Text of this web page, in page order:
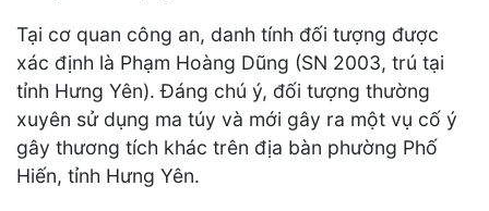
Tại cơ quan công an, danh tính đối tượng được
xác định là Phạm Hoàng Dũng (SN 2003, trú tại
tỉnh Hưng Yên). Đáng chú ý, đối tượng thường
xuyên sử dụng ma túy và mới gây ra một vụ cố ý
gây thương tích khác trên địa bàn phường Phố
Hiến, tỉnh Hưng Yên.